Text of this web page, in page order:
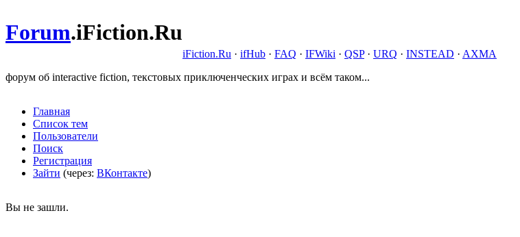
Forum.iFiction.Ru
iFiction.Ru · ifHub · FAQ · IFWiki · QSP· URQ · INSTEAD · AXMA
форум об interactive fiction, текстовых приключенческих играх и всём таком...
Главная
Список тем
Пользователи
Поиск
Регистрация
Зайти (через: ВКонтакте)
Вы не зашли.